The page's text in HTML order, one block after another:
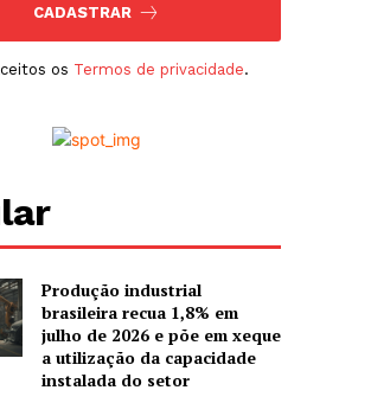
CADASTRAR
os Termos de privacidade.
Produção industrial
brasileira recua 1,8% em
julho de 2026 e põe em xeque
a utilização da capacidade
instalada do setor